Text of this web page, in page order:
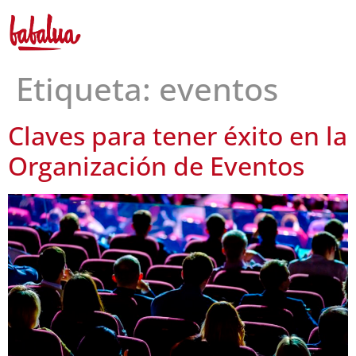
Etiqueta: eventos
Claves para tener éxito en la
Organización de Eventos